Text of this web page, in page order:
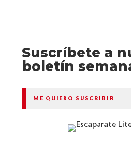
Suscríbete a
boletín
ME QUIERO SUSCRIBIR